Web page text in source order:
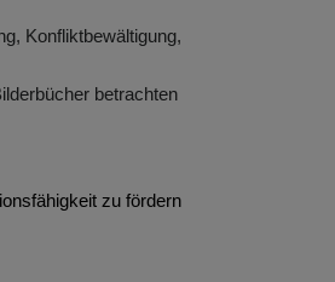
Konfliktbewältigung,
betrachten
zu fördern